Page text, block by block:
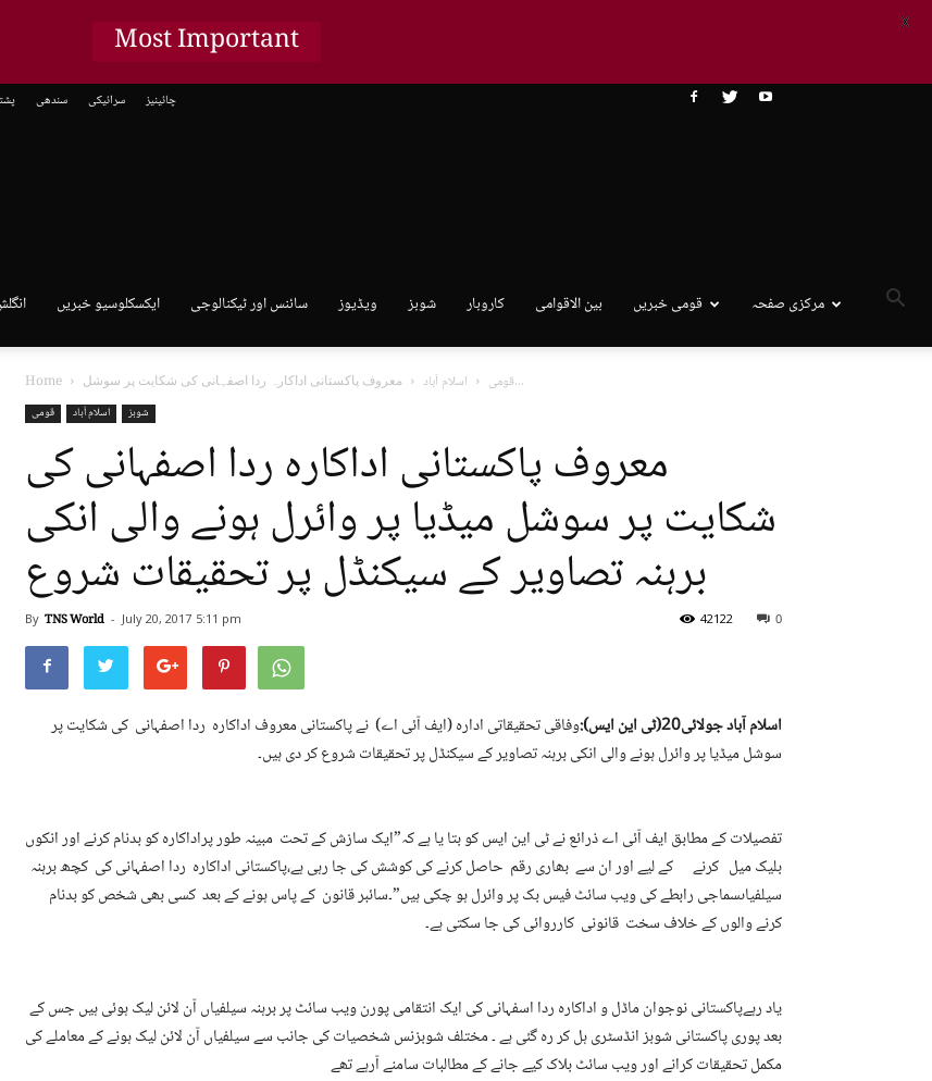
سندھی سرائیکی چائینیز
ایکسکلوسیو خبریں سائنس اور ٹیکنالوجی ویڈیوز شوبز کاروبار بین الاقوامی قومی خبریں مرکزی صفحہ
Home قومی اسلام آباد
معروف پاکستانی اداکارہ ردا اصفہانی کی شکایت پر سوشل...
قومی
اسلام آباد شوبز
معروف پاکستانی اداکارہ ردا اصفہانی کی
شکایت پر سوشل میڈیا پر وائرل ہونے والی انکی
برہنہ تصاویر کے سیکنڈل پر تحقیقات شروع
By TNS World - July 20, 2017 5:11 pm 0
42122
اسلام آباد جولائی20(ٹی این ایس):
وفاقی تحقیقاتی ادارہ (ایف آئی اے) نے پاکستانی معروف اداکارہ ردا اصفہانی کی شکایت پر
سوشل میڈیا پر وائرل ہونے والی انکی برہنہ تصاویر کے سیکنڈل پر تحقیقات شروع کر دی ہیں۔
تفصیلات کے مطابق ایف آئی اے ذرائع نے ٹی این ایس کو بتا یا ہے کہ”ایک سازش کے تحت مبینہ طور پراداکارہ کو بدنام کرنے اور انکوں
بلیک میل کرنے کے لیے اور ان سے بھاری رقم حاصل کرنے کی کوشش کی جا رہی ہے،پاکستانی اداکارہ ردا اصفہانی کی کچھ برہنہ
سیلفیاںسماجی رابطے کی ویب سائٹ فیس بک پر وائرل ہو چکی ہیں”۔سائبر قانون کے پاس ہونے کے بعد کسی بھی شخص کو بدنام
کرنے والوں کے خلاف سخت قانونی کارروائی کی جا سکتی ہے۔
یاد رہےپاکستانی نوجوان ماڈل و اداکارہ ردا اسفہانی کی ایک انتقامی پورن ویب سائٹ پر برہنہ سیلفیاں آن لائن لیک ہوئی ہیں جس کے
بعد پوری پاکستانی شوبز انڈسٹری ہل کر رہ گئی ہے ۔ مختلف شوبزنس شخصیات کی جانب سے سیلفیاں آن لائن لیک ہونے کے معاملے کی
مکمل تحقیقات کرانے اور ویب سائٹ بلاک کیے جانے کے مطالبات سامنے آرہے تھے
Most Important X